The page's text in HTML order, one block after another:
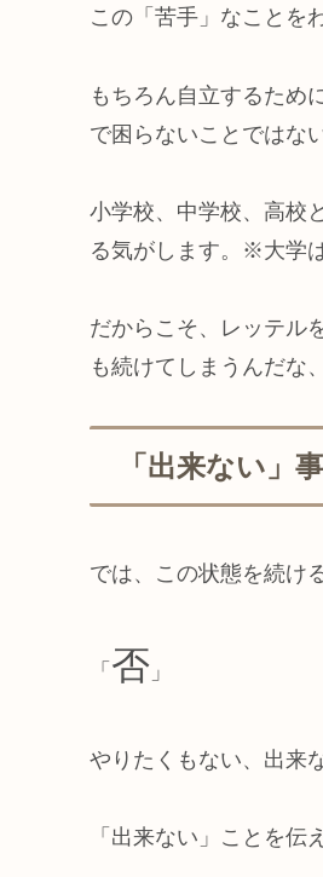
この「苦手」なことを
もちろん自立するため
で困らないことではな
小学校、中学校、高校
る気がします。※大学
だからこそ、レッテル
も続けてしまうんだな
「出来ない」
では、この状態を続け
「 否 」
やりたくもない、出来
「出来ない」ことを